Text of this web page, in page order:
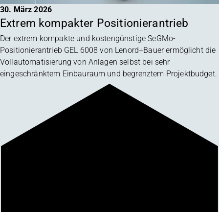
30. März 2026
Extrem kompakter Positionierantrieb
Der extrem kompakte und kostengünstige SeGMo-
Positionierantrieb GEL 6008 von Lenord+Bauer ermöglicht die
Vollautomatisierung von Anlagen selbst bei sehr
eingeschränktem Einbauraum und begrenztem Projektbudget.